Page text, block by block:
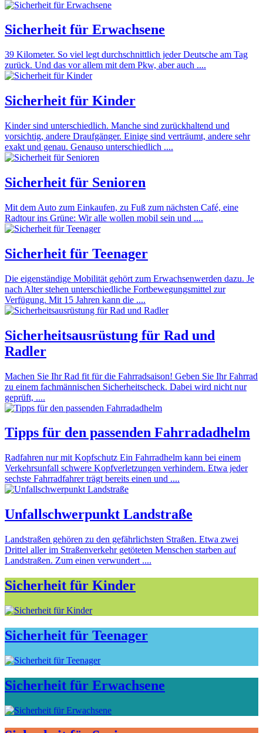
Sicherheit für Erwachsene
39 Kilometer. So viel legt durchschnittlich jeder Deutsche am Tag
zurück. Und das vor allem mit dem Pkw, aber auch ....
Sicherheit für Kinder
Kinder sind unterschiedlich. Manche sind zurückhaltend und
vorsichtig, andere Draufgänger. Einige sind verträumt, andere sehr
exakt und genau. Genauso unterschiedlich ....
Sicherheit für Senioren
Mit dem Auto zum Einkaufen, zu Fuß zum nächsten Café, eine
Radtour ins Grüne: Wir alle wollen mobil sein und ....
Sicherheit für Teenager
Die eigenständige Mobilität gehört zum Erwachsenwerden dazu. Je
nach Alter stehen unterschiedliche Fortbewegungsmittel zur
Verfügung. Mit 15 Jahren kann die ....
Sicherheitsausrüstung für Rad und
Radler
Machen Sie Ihr Rad fit für die Fahrradsaison! Geben Sie Ihr Fahrrad
zu einem fachmännischen Sicherheitscheck. Dabei wird nicht nur
geprüft, ....
Tipps für den passenden Fahrradadhelm
Radfahren nur mit Kopfschutz Ein Fahrradhelm kann bei einem
Verkehrsunfall schwere Kopfverletzungen verhindern. Etwa jeder
sechste Fahrradfahrer trägt bereits einen und ....
Unfallschwerpunkt Landstraße
Landstraßen gehören zu den gefährlichsten Straßen. Etwa zwei
Drittel aller im Straßenverkehr getöteten Menschen starben auf
Landstraßen. Zum einen verwundert ....
Sicherheit für Kinder
Sicherheit für Teenager
Sicherheit für Erwachsene